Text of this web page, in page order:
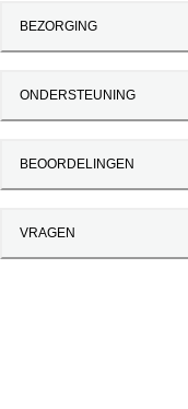
BEZORGING
ONDERSTEUNING
BEOORDELINGEN
VRAGEN